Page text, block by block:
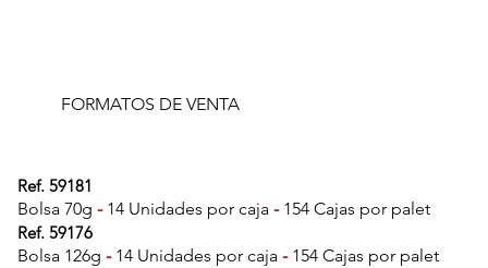
FORMATOS DE VENTA
Ref. 59181
Bolsa 70g-14 Unidades por caja-154 Cajas por palet
Ref. 59176
Bolsa 126g-14 Unidades por caja-154 Cajas por palet